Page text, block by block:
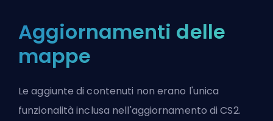
Aggiornamenti delle
mappe
Le aggiunte di contenuti non erano l'unica
funzionalità inclusa nell'aggiornamento di CS2.